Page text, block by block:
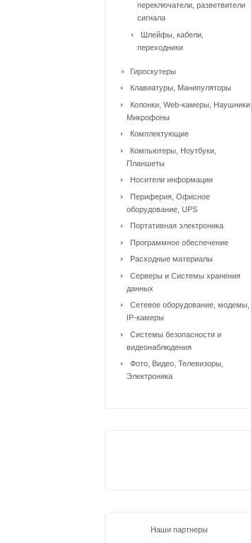
переключатели, разветвители
сигнала
Шлейфы, кабели,
переходники
Гироскутеры
Клавиатуры, Манипуляторы
Колонки, Web-камеры, Наушники,
Микрофоны
Комплектующие
Компьютеры, Ноутбуки,
Планшеты
Носители информации
Периферия, Офисное
оборудование, UPS
Портативная электроника
Программное обеспечение
Расходные материалы
Серверы и Системы хранения
данных
Сетевое оборудование, модемы,
IP-камеры
Системы безопасности и
видеонаблюдения
Фото, Видео, Телевизоры,
Электроника
Наши партнеры